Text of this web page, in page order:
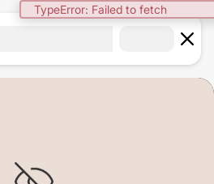
TypeError: Failed to fetch